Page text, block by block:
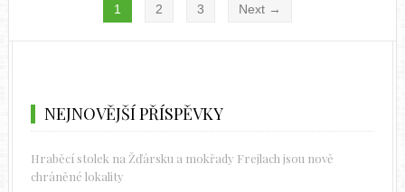
1 2 3 Next →
NEJNOVĚJŠÍ PŘÍSPĚVKY
Hraběcí stolek na Žďársku a mokřady Frejlach jsou nově
chráněné lokality